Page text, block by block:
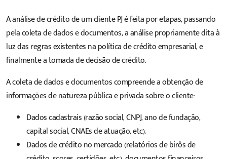
A análise de crédito de um cliente PJ é feita por etapas, passando
pela coleta de dados e documentos, a análise propriamente dita à
luz das regras existentes na política de crédito empresarial, e
finalmente a tomada de decisão de crédito.
A coleta de dados e documentos compreende a obtenção de
informações de natureza pública e privada sobre o cliente:
Dados cadastrais (razão social, CNPJ, ano de fundação,
capital social, CNAEs de atuação, etc);
Dados de crédito no mercado (relatórios de birôs de